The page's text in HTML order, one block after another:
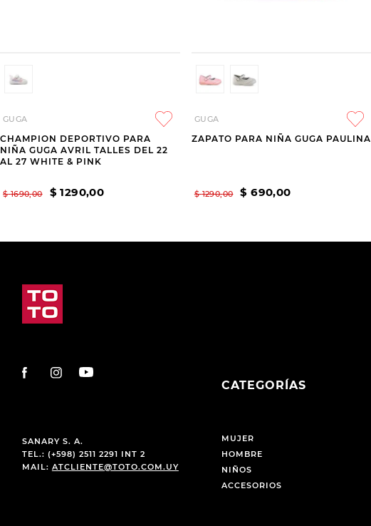
GUGA
CHAMPION DEPORTIVO PARA
NIÑA GUGA AVRIL TALLES DEL 22
AL 27 WHITE & PINK
$ 1690,00 $ 1290,00
GUGA
ZAPATO PARA NIÑA GUGA PAULINA
$ 1290,00 $ 690,00
SANARY S. A.
TEL.: (+598) 2511 2291 INT 2
MAIL: ATCLIENTE@TOTO.COM.UY
CATEGORÍAS
MUJER
HOMBRE
NIÑOS
ACCESORIOS